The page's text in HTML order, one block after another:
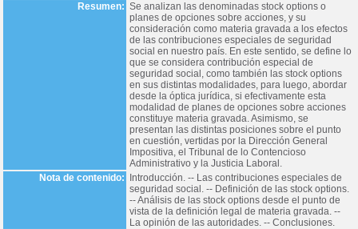
Resumen: Se analizan las denominadas stock options o
planes de opciones sobre acciones, y su
consideración como materia gravada a los efectos
de las contribuciones especiales de seguridad
social en nuestro país. En este sentido, se define lo
que se considera contribución especial de
seguridad social, como también las stock options
en sus distintas modalidades, para luego, abordar
desde la óptica jurídica, si efectivamente esta
modalidad de planes de opciones sobre acciones
constituye materia gravada. Asimismo, se
presentan las distintas posiciones sobre el punto
en cuestión, vertidas por la Dirección General
Impositiva, el Tribunal de lo Contencioso
Administrativo y la Justicia Laboral.
Nota de contenido:
Introducción. -- Las contribuciones especiales de
seguridad social. -- Definición de las stock options.
-- Análisis de las stock options desde el punto de
vista de la definición legal de materia gravada. --
La opinión de las autoridades. -- Conclusiones.